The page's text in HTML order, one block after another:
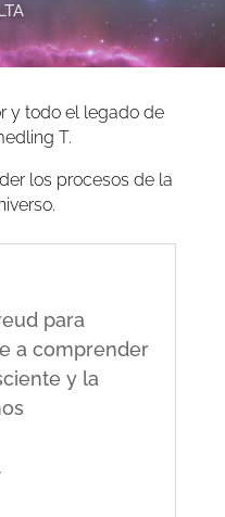
y todo el legado de
T.
los procesos de la
para
a comprender
y la